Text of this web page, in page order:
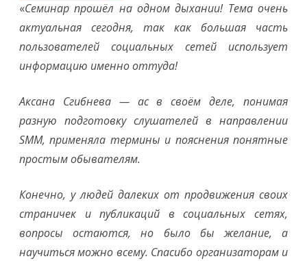
«Семинар прошёл на одном дыхании! Тема очень
актуальная сегодня, так как большая часть
пользователей социальных сетей использует
информацию именно оттуда!
Аксана Сгибнева — ас в своём деле, понимая
разную подготовку слушателей в направлении
SMM, применяла термины и пояснения понятные
простым обывателям.
Конечно, у людей далеких от продвижения своих
страничек и публикаций в социальных сетях,
вопросы остаются, но было бы желание, а
научиться можно всему. Спасибо организаторам и